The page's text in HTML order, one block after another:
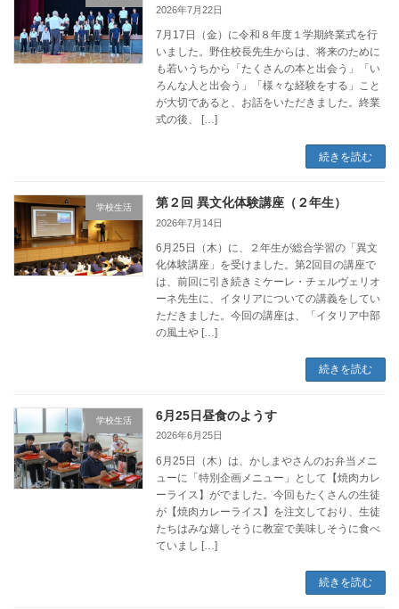
2026年7月22日
7月17日（金）に令和８年度１学期終業式を行
いました。野住校長先生からは、将来のために
も若いうちから「たくさんの本と出会う」「い
ろんな人と出会う」「様々な経験をする」こと
が大切であると、お話をいただきました。終業
式の後、 […]
続きを読む
学校生活 第２回 異文化体験講座（２年生）
2026年7月14日
6月25日（木）に、２年生が総合学習の「異文
化体験講座」を受けました。第2回目の講座で
は、前回に引き続きミケーレ・チェルヴェリオ
ーネ先生に、イタリアについての講義をしてい
ただきました。今回の講座は、「イタリア中部
の風土や […]
続きを読む
学校生活 6月25日昼食のようす
2026年6月25日
6月25日（木）は、かしまやさんのお弁当メニ
ューに「特別企画メニュー」として【焼肉カレ
ーライス】がでました。今回もたくさんの生徒
が【焼肉カレーライス】を注文しており、生徒
たちはみな嬉しそうに教室で美味しそうに食べ
ていまし […]
続きを読む